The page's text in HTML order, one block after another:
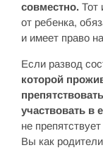
совместно. Тот
от ребенка,
и имеет право
Если развод
которой
участвовать в
не
Вы как